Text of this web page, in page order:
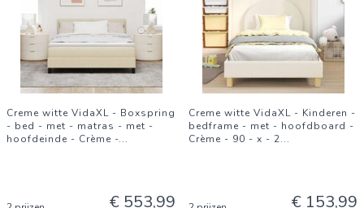
Creme witte VidaXL - Boxspring
- bed - met - matras - met -
hoofdeinde - Crème -...
€ 553,99
Creme witte VidaXL - Kinderen -
bedframe - met - hoofdboard -
Crème - 90 - x - 2...
€ 153,99